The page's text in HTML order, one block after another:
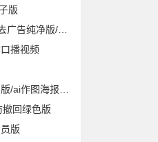
版
净版/海量资源
播视频
作图海报编辑
回绿色版
版